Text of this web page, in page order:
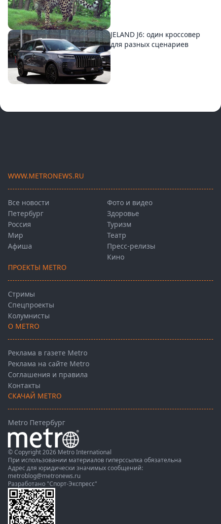
JELAND J6: один кроссовер
для разных сценариев
WWW.METRONEWS.RU
Все новости
Петербург
Россия
Мир
Афиша
Фото и видео
Здоровье
Туризм
Театр
Пресс-релизы
Кино
ПРОЕКТЫ METRO
Стримы
Спецпроекты
Колумнисты
О METRO
Реклама в газете Metro
Реклама на сайте Metro
Соглашения и правила
Контакты
СКАЧАЙ METRO
Metro Петербург
© Copyright 2026 Metro International
При использовании материалов гиперссылка обязательна
Адрес для юридически значимых сообщений:
metroblog@metronews.ru
Разработано "Спорт-Экспресс"